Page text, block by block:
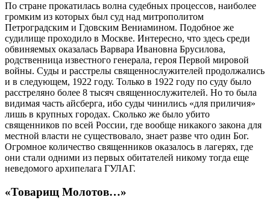
По стране прокатилась волна судебных процессов, наиболее
громким из которых был суд над митрополитом
Петроградским и Гдовским Вениамином. Подобное же
судилище проходило в Москве. Интересно, что здесь среди
обвиняемых оказалась Варвара Ивановна Брусилова,
родственница известного генерала, героя Первой мировой
войны. Суды и расстрелы священнослужителей продолжались
и в следующем, 1922 году. Только в 1922 году по суду было
расстреляно более 8 тысяч священнослужителей. Но то была
видимая часть айсберга, ибо суды чинились «для приличия»
лишь в крупных городах. Сколько же было убито
священников по всей России, где вообще никакого закона для
местной власти не существовало, знает разве что один Бог.
Огромное количество священников оказалось в лагерях, где
они стали одними из первых обитателей никому тогда еще
неведомого архипелага ГУЛАГ.
«Товарищ Молотов…»